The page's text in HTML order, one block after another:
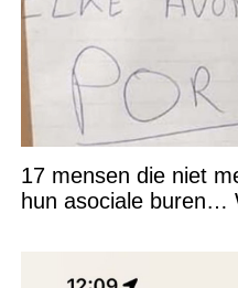
17 mensen die niet
hun asociale buren…